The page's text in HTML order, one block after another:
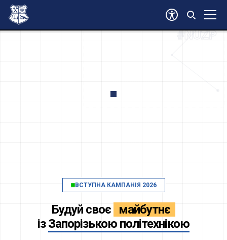
#ВСТУП2026
#NUZP
ВСТУПНА КАМПАНІЯ 2026
Будуй своє
майбутнє
ізЗапорізькою політехнікою